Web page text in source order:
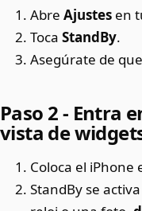
AbreAjustes en
TocaStandBy.
Asegúrate de
Paso 2 - Entra
vista de
Coloca el
StandBy se